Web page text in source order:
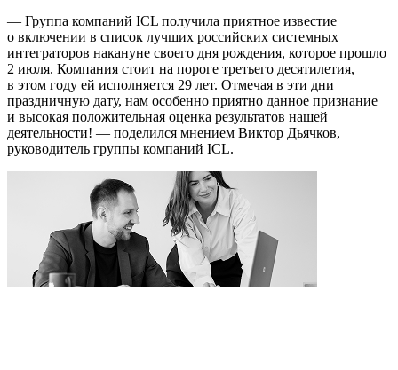
— Группа компаний ICL получила приятное известие
о включении в список лучших российских системных
интеграторов накануне своего дня рождения, которое прошло
2 июля. Компания стоит на пороге третьего десятилетия,
в этом году ей исполняется 29 лет. Отмечая в эти дни
праздничную дату, нам особенно приятно данное признание
и высокая положительная оценка результатов нашей
деятельности! — поделился мнением Виктор Дьячков,
руководитель группы компаний ICL.